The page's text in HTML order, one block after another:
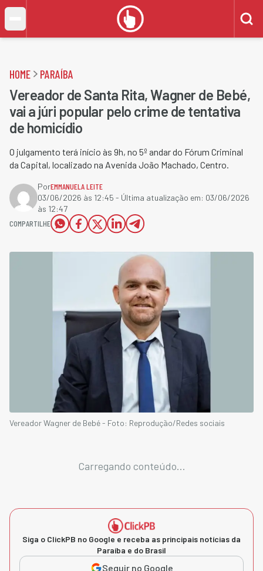
HOME PARAÍBA
Vereador de Santa Rita, Wagner de Bebé,
vai a júri popular pelo crime de tentativa
de homicídio
O julgamento terá início às 9h, no 5º andar do Fórum Criminal
da Capital, localizado na Avenida João Machado, Centro.
PorEMMANUELA LEITE
03/06/2026 às 12:45 - Última atualização em: 03/06/2026
às 12:47
COMPARTILHE
Vereador Wagner de Bebé - Foto: Reprodução/Redes sociais
Carregando conteúdo...
Siga o ClickPB no Google e receba as principais notícias da
Paraíba e do Brasil
Seguir no Google